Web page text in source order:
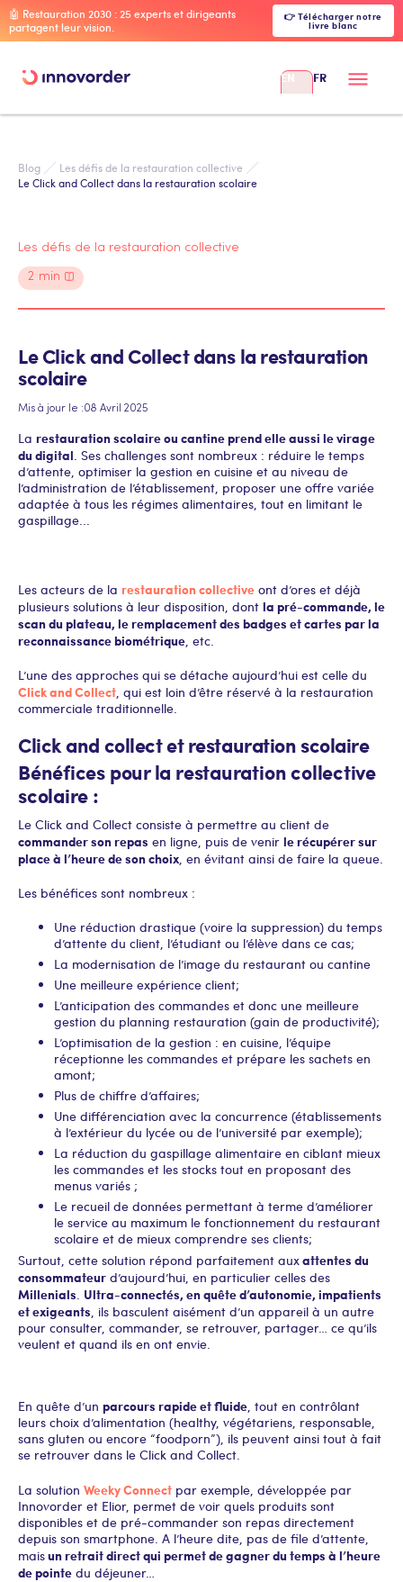
🤖 Restauration 2030 : 25 experts et dirigeants
partagent leur vision.
👉 Télécharger notre
livre blanc
EN FR
Blog
Les défis de la restauration collective
Le Click and Collect dans la restauration scolaire
Les défis de la restauration collective
2 min
Le Click and Collect dans la restauration
scolaire
Mis à jour le :08 Avril 2025
La restauration scolaire ou cantine prend elle aussi le virage
du digital. Ses challenges sont nombreux : réduire le temps
d’attente, optimiser la gestion en cuisine et au niveau de
l’administration de l’établissement, proposer une offre variée
adaptée à tous les régimes alimentaires, tout en limitant le
gaspillage...
Les acteurs de la restauration collective ont d’ores et déjà
plusieurs solutions à leur disposition, dont la pré-commande, le
scan du plateau, le remplacement des badges et cartes par la
reconnaissance biométrique, etc.
L’une des approches qui se détache aujourd’hui est celle du
Click and Collect, qui est loin d’être réservé à la restauration
commerciale traditionnelle.
Click and collect et restauration scolaire
Bénéfices pour la restauration collective
scolaire :
Le Click and Collect consiste à permettre au client de
commander son repas en ligne, puis de venir le récupérer sur
place à l’heure de son choix, en évitant ainsi de faire la queue.
Les bénéfices sont nombreux :
Une réduction drastique (voire la suppression) du temps
d’attente du client, l’étudiant ou l’élève dans ce cas;
La modernisation de l’image du restaurant ou cantine
Une meilleure expérience client;
L’anticipation des commandes et donc une meilleure
gestion du planning restauration (gain de productivité);
L’optimisation de la gestion : en cuisine, l’équipe
réceptionne les commandes et prépare les sachets en
amont;
Plus de chiffre d’affaires;
Une différenciation avec la concurrence (établissements
à l’extérieur du lycée ou de l’université par exemple);
La réduction du gaspillage alimentaire en ciblant mieux
les commandes et les stocks tout en proposant des
menus variés ;
Le recueil de données permettant à terme d’améliorer
le service au maximum le fonctionnement du restaurant
scolaire et de mieux comprendre ses clients;
Surtout, cette solution répond parfaitement auxattentes du
consommateur d’aujourd’hui, en particulier celles des
Millenials. Ultra-connectés, en quête d’autonomie, impatients
et exigeants, ils basculent aisément d’un appareil à un autre
pour consulter, commander, se retrouver, partager… ce qu’ils
veulent et quand ils en ont envie.
En quête d’un parcours rapide et fluide, tout en contrôlant
leurs choix d’alimentation (healthy, végétariens, responsable,
sans gluten ou encore “foodporn”), ils peuvent ainsi tout à fait
se retrouver dans le Click and Collect.
La solution Weeky Connect par exemple, développée par
Innovorder et Elior, permet de voir quels produits sont
disponibles et de pré-commander son repas directement
depuis son smartphone. A l’heure dite, pas de file d’attente,
maisun retrait direct qui permet de gagner du temps à l’heure
de pointe du déjeuner…